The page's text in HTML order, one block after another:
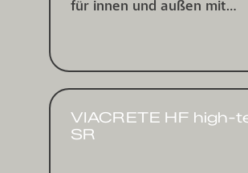
für innen und außen mit
integrierter
VIACRETE HF high-
SR